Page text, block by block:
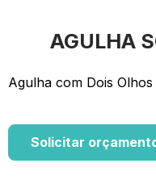
AGULHA
Agulha com Dois Olhos
Solicitar